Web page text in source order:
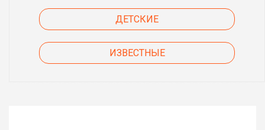
ДЕТСКИЕ
ИЗВЕСТНЫЕ